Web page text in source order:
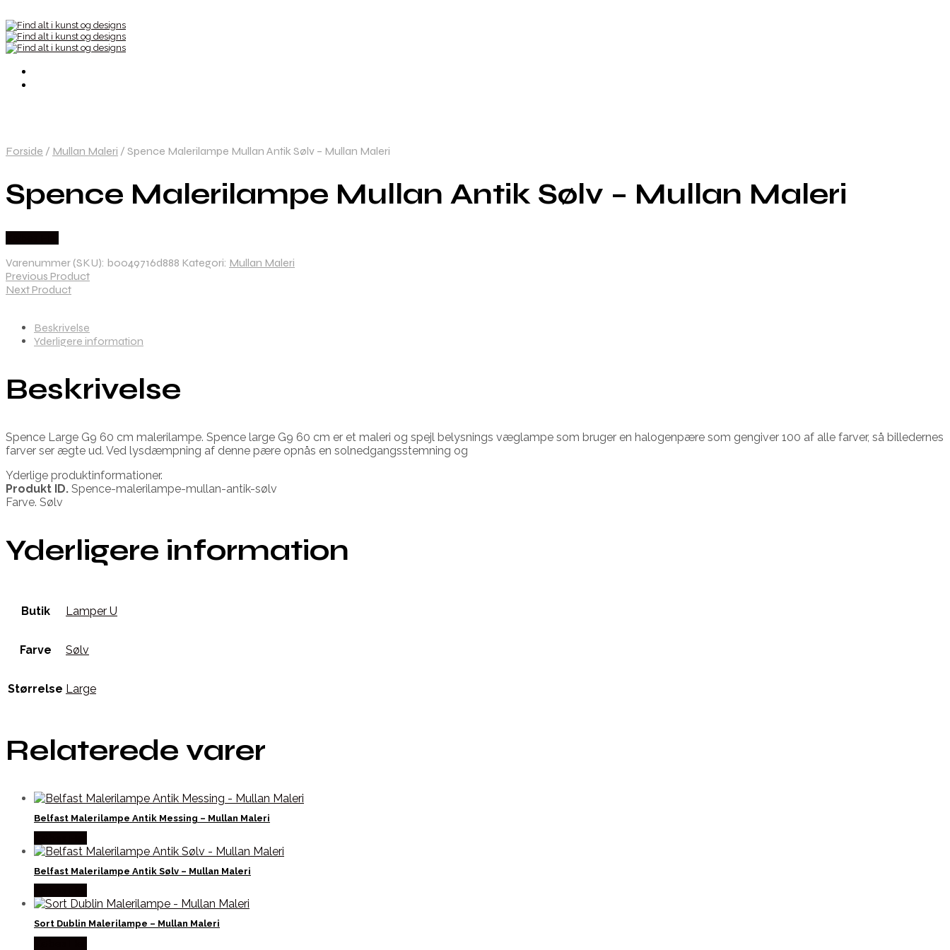
Forside / Mullan Maleri / Spence Malerilampe Mullan Antik Sølv – Mullan Maleri
Spence Malerilampe Mullan Antik Sølv – Mullan Maleri
Varenummer (SKU): b0049716d888 Kategori: Mullan Maleri
Previous Product
Next Product
Beskrivelse
Yderligere information
Beskrivelse
Spence Large G9 60 cm malerilampe. Spence large G9 60 cm er et maleri og spejl belysnings væglampe som bruger en halogenpære som gengiver 100 af alle farver, så billedernes
farver ser ægte ud. Ved lysdæmpning af denne pære opnås en solnedgangsstemning og
Yderlige produktinformationer.
Produkt ID. Spence-malerilampe-mullan-antik-sølv
Farve. Sølv
Yderligere information
Butik Lamper U
Farve Sølv
Størrelse Large
Relaterede varer
Belfast Malerilampe Antik Messing – Mullan Maleri
Belfast Malerilampe Antik Sølv – Mullan Maleri
Sort Dublin Malerilampe – Mullan Maleri